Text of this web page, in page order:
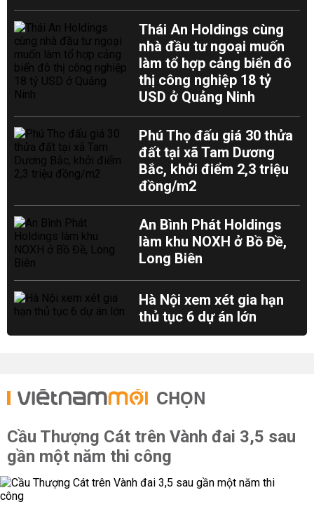
Thái An Holdings cùng
nhà đầu tư ngoại muốn
làm tổ hợp cảng biển đô
thị công nghiệp 18 tỷ
USD ở Quảng Ninh
Phú Thọ đấu giá 30 thửa
đất tại xã Tam Dương
Bắc, khởi điểm 2,3 triệu
đồng/m2
An Bình Phát Holdings
làm khu NOXH ở Bồ Đề,
Long Biên
Hà Nội xem xét gia hạn
thủ tục 6 dự án lớn
CHỌN
Cầu Thượng Cát trên Vành đai 3,5 sau
gần một năm thi công